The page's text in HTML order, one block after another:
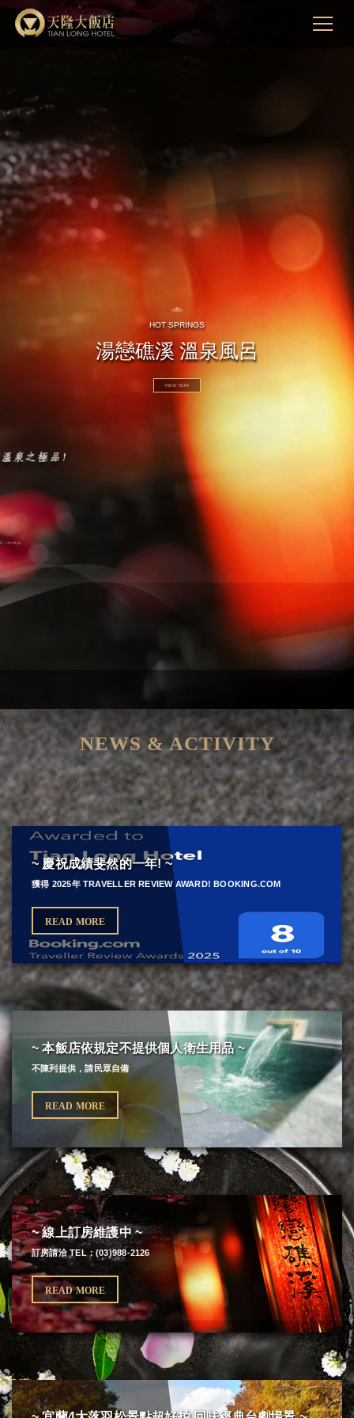
Slider
HOT SPRINGS
湯戀礁溪 溫泉風呂
VIEW NOW
NEWS & ACTIVITY
~ 慶祝成績斐然的一年! ~
獲得 2025年 TRAVELLER REVIEW AWARD! BOOKING.COM
READ MORE
~ 本飯店依規定不提供個人衛生用品 ~
不陳列提供，請民眾自備
READ MORE
~ 線上訂房維護中 ~
訂房請洽 TEL：(03)988-2126
READ MORE